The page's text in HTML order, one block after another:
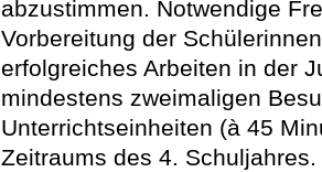
abzustimmen. Notwendige
Vorbereitung der
erfolgreiches Arbeiten in der
mindestens zweimaligen
Unterrichtseinheiten (à 45
Zeitraums des 4.